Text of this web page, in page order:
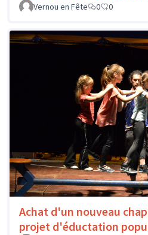
Vernou en Fête
0 0
Achat d'un nouveau
projet d'éductation